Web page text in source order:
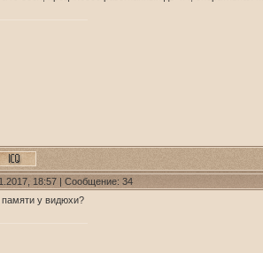
18:57 | Сообщение: 34
памяти у видюхи?